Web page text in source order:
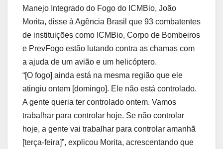
Manejo Integrado do Fogo do ICMBio, João
Morita, disse à Agência Brasil que 93 combatentes
de instituições como ICMBio, Corpo de Bombeiros
e PrevFogo estão lutando contra as chamas com
a ajuda de um avião e um helicóptero.
“[O fogo] ainda está na mesma região que ele
atingiu ontem [domingo]. Ele não está controlado.
A gente queria ter controlado ontem. Vamos
trabalhar para controlar hoje. Se não controlar
hoje, a gente vai trabalhar para controlar amanhã
[terça-feira]”, explicou Morita, acrescentando que